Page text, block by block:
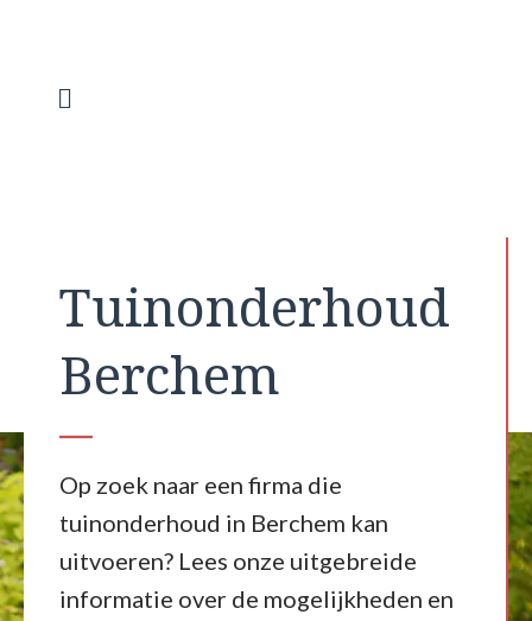
inhoud
Tuinonderhoud
Berchem
Op zoek naar een firma die
tuinonderhoud in Berchem kan
uitvoeren? Lees onze uitgebreide
informatie over de mogelijkheden en